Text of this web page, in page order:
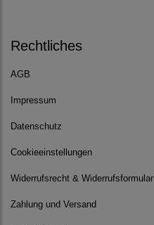
Rechtliches
AGB
Impressum
Datenschutz
Cookieeinstellungen
Widerrufsrecht & Widerrufsformular
Zahlung und Versand